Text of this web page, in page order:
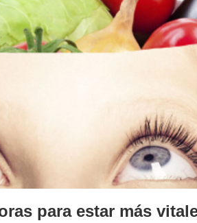
para estar más